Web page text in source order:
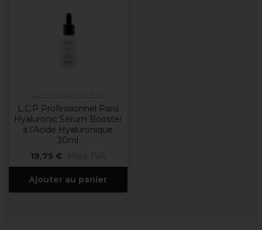
L.C.P Professionnel Paris
Hyaluronic Sérum Booster
à l’Acide Hyaluronique
30ml
19,75 €
Hors TVA
Ajouter au panier